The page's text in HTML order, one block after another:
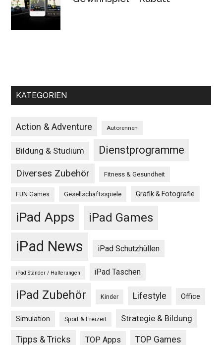
KATEGORIEN
Action & Adventure Autorennen
Bildung & Studium Dienstprogramme
Diverses Zubehör Fitness & Gesundheit
FUN Games Gesellschaftsspiele Grafik & Fotografie
iPad Apps iPad Games
iPad News iPad Schutzhüllen
iPad Ständer / Halterungen iPad Taschen
iPad Zubehör Kinder Lifestyle Office
Simulation Sport & Freizeit Strategie & Bildung
Tipps & Tricks TOP Apps TOP Games